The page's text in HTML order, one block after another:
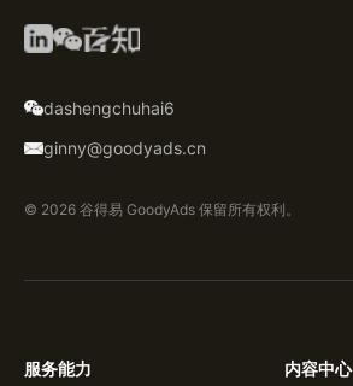
dashengchuhai6
ginny@goodyads.cn
© 2026 谷得易 GoodyAds 保留所有权利。
服务能力 内容中心